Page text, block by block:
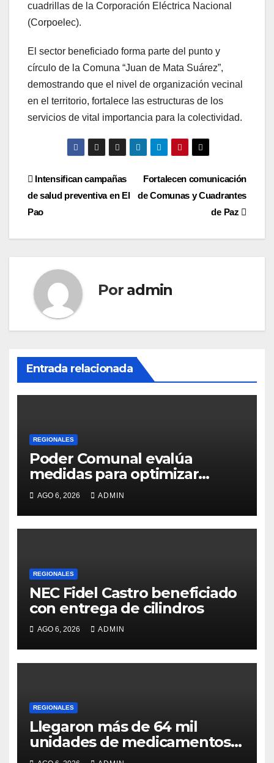
cuadrillas de la Corporación Eléctrica Nacional
(Corpoelec).
El sector beneficiado forma parte del punto y
círculo de la Comuna “Juan de Mata Suárez”,
demostrando que el nivel de organización vecinal
en el territorio, fortalece las estructuras de los
servicios de vital importancia para la colectividad.
Navegación
de
entradas
Fortalecen comunicación
de Comunas y Cuadrantes
de Paz
Intensifican campañas
de salud preventiva en El
Pao
Por admin
Entrada relacionada
REGIONALES
Poder Comunal evalúa
medidas para optimizar
servicio de agua
AGO 6, 2026 ADMIN
REGIONALES
NEC Fidel Castro beneficiado
con entrega de cilindros
AGO 6, 2026 ADMIN
REGIONALES
Llegaron más de 64 mil
unidades de medicamentos e
insumos